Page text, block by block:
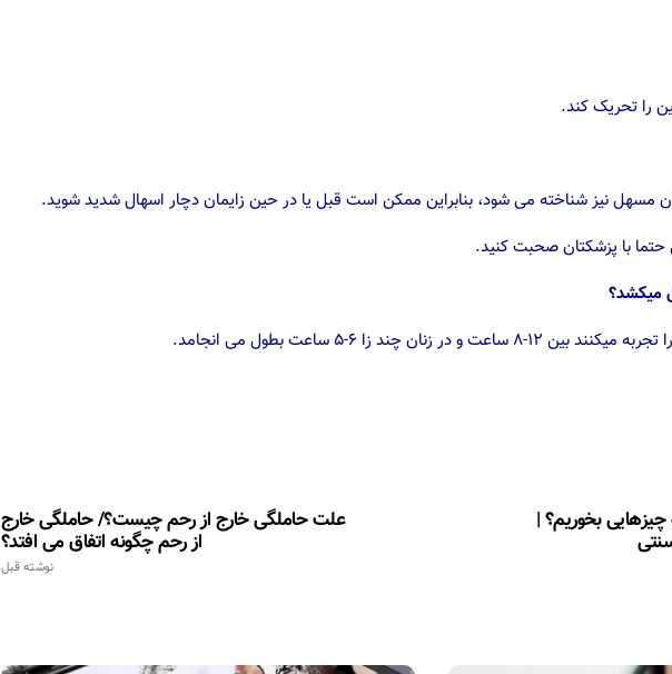
را تحریک کند.
مسهل نیز شناخته می شود، بنابراین ممکن است قبل یا در حین زایمان دچار اسهال شدید شوید.
با پزشکتان صحبت کنید.
میکشد؟
زنان چند زا ۶-۵ ساعت بطول می انجامد.
علت حاملگی خارج از رحم چیست؟/ حاملگی خارج
از رحم چگونه اتفاق می افتد؟
نوشته قبل
بخوریم؟ |